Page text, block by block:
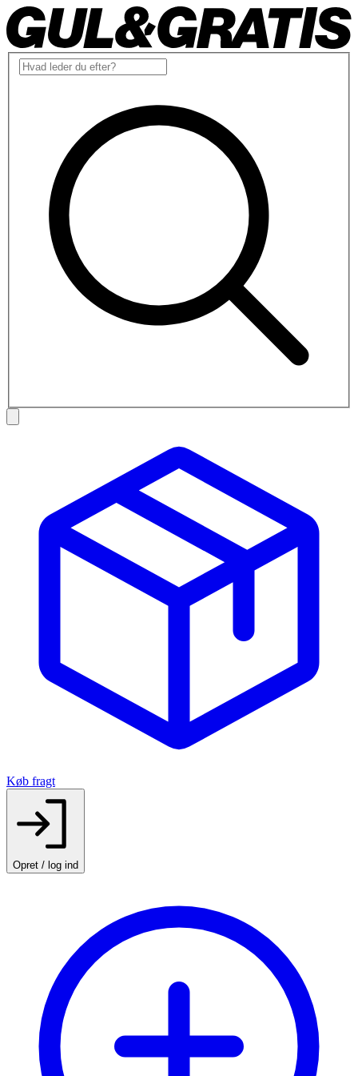
Køb fragt
Opret / log ind